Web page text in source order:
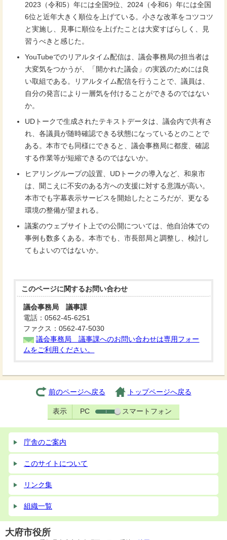
2023（令和5）年には全国9位、2024（令和6）年には全国
6位と近年大きく順位を上げている。小さな改革をコツコツ
と実施し、見事に順位を上げたことは大変すばらしく、見
習うべきと感じた。
YouTubeでのリアルタイム配信は、議会事務局の担当者は
大変気をつかうが、「開かれた議会」の実践のためには良
い取組である。リアルタイム配信を行うことで、議員は、
自分の発言により一層気を付けることができるのではない
か。
UDトークで生成されたテキストデータは、議会内で共有さ
れ、各議員が随時確認できる状態になっているとのことで
ある。本市でも同様にできると、議会事務局に都度、確認
する作業等が短縮できるのではないか。
ヒアリングループの設置、UDトークの導入など、和泉市
は、聞こえに不安のある方への支援に対する意識が高い。
本市でも字幕表示サービスを開始したところだが、更なる
環境の整備が望まれる。
議案のウェブサイト上での公開については、他自治体での
事例も数多くある。本市でも、市長部局と調整し、検討し
てもよいのではないか。
このページに関するお問い合わせ
議会事務局 議事課
電話：0562-45-6251
ファクス：0562-47-5030
議会事務局 議事課へのお問い合わせは専用フォー
ムをご利用ください。
前のページへ戻る トップページへ戻る
表示 PC スマートフォン
庁舎のご案内
このサイトについて
リンク集
組織一覧
大府市役所